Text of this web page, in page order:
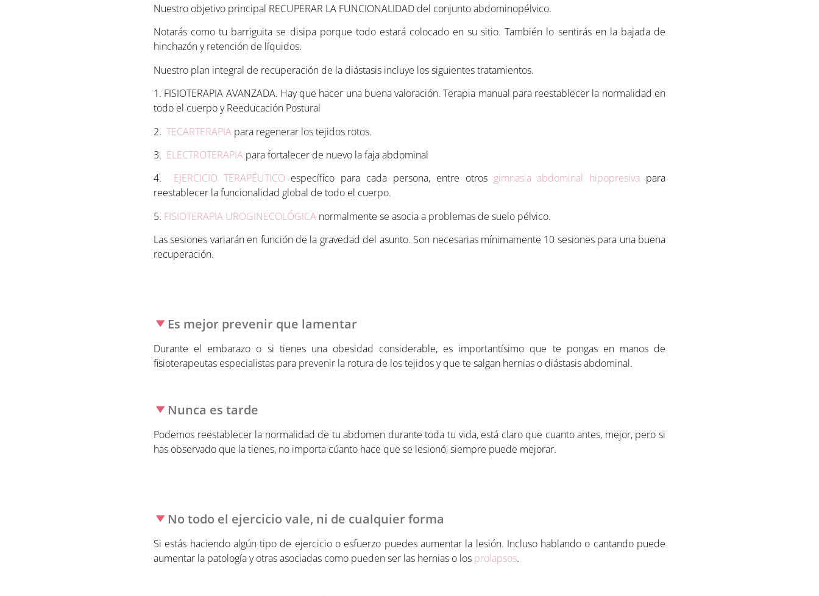
Nuestro objetivo principal RECUPERAR LA FUNCIONALIDAD del conjunto abdominopélvico.
Notarás como tu barriguita se disipa porque todo estará colocado en su sitio. También lo sentirás en la bajada de
hinchazón y retención de líquidos.
Nuestro plan integral de recuperación de la diástasis incluye los siguientes tratamientos.
1. FISIOTERAPIA AVANZADA. Hay que hacer una buena valoración. Terapia manual para reestablecer la normalidad en
todo el cuerpo y Reeducación Postural
2. TECARTERAPIA para regenerar los tejidos rotos.
3. ELECTROTERAPIA para fortalecer de nuevo la faja abdominal
4. EJERCICIO TERAPÉUTICO específico para cada persona, entre otros gimnasia abdominal hipopresiva para
reestablecer la funcionalidad global de todo el cuerpo.
5. FISIOTERAPIA UROGINECOLÓGICA normalmente se asocia a problemas de suelo pélvico.
Las sesiones variarán en función de la gravedad del asunto. Son necesarias mínimamente 10 sesiones para una buena
recuperación.
Es mejor prevenir que lamentar
Durante el embarazo o si tienes una obesidad considerable, es importantísimo que te pongas en manos de
fisioterapeutas especialistas para prevenir la rotura de los tejidos y que te salgan hernias o diástasis abdominal.
Nunca es tarde
Podemos reestablecer la normalidad de tu abdomen durante toda tu vida, está claro que cuanto antes, mejor, pero si
has observado que la tienes, no importa cúanto hace que se lesionó, siempre puede mejorar.
No todo el ejercicio vale, ni de cualquier forma
Si estás haciendo algún tipo de ejercicio o esfuerzo puedes aumentar la lesión. Incluso hablando o cantando puede
aumentar la patología y otras asociadas como pueden ser las hernias o los prolapsos.